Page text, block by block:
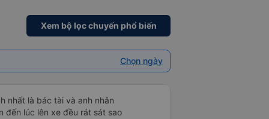
Xem bộ lọc chuyến phổ biến
Chọn ngày
nhất là bác tài và anh nhân